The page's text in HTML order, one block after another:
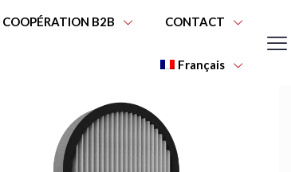
COOPÉRATION B2B CONTACT
Français